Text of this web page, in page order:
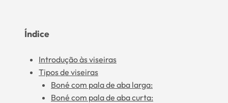
Índice
Introdução às viseiras
Tipos de viseiras
Boné com pala de aba larga:
Boné com pala de aba curta: